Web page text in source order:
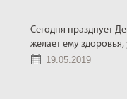
Сегодня празднует
желает ему
19.05.2019